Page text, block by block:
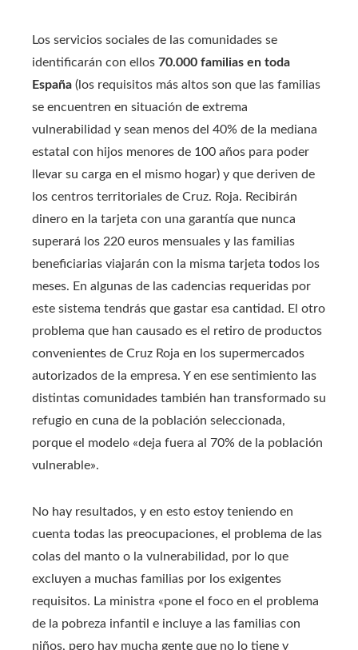
Los servicios sociales de las comunidades se
identificarán con ellos 70.000 familias en toda
España (los requisitos más altos son que las familias
se encuentren en situación de extrema
vulnerabilidad y sean menos del 40% de la mediana
estatal con hijos menores de 100 años para poder
llevar su carga en el mismo hogar) y que deriven de
los centros territoriales de Cruz. Roja. Recibirán
dinero en la tarjeta con una garantía que nunca
superará los 220 euros mensuales y las familias
beneficiarias viajarán con la misma tarjeta todos los
meses. En algunas de las cadencias requeridas por
este sistema tendrás que gastar esa cantidad. El otro
problema que han causado es el retiro de productos
convenientes de Cruz Roja en los supermercados
autorizados de la empresa. Y en ese sentimiento las
distintas comunidades también han transformado su
refugio en cuna de la población seleccionada,
porque el modelo «deja fuera al 70% de la población
vulnerable».
No hay resultados, y en esto estoy teniendo en
cuenta todas las preocupaciones, el problema de las
colas del manto o la vulnerabilidad, por lo que
excluyen a muchas familias por los exigentes
requisitos. La ministra «pone el foco en el problema
de la pobreza infantil e incluye a las familias con
niños, pero hay mucha gente que no lo tiene y